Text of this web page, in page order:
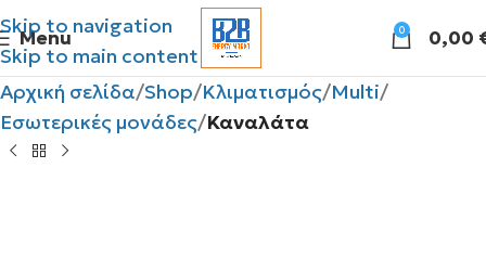
Skip to navigation
Skip to main content
Menu 0 0,00
Αρχική σελίδα Shop Κλιματισμός Multi
Εσωτερικές μονάδες Καναλάτα